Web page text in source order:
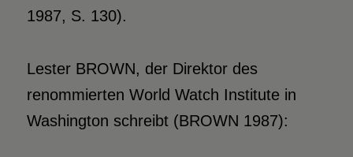
1987, S. 130).
Lester BROWN, der Direktor des
renommierten World Watch Institute in
Washington schreibt (BROWN 1987):